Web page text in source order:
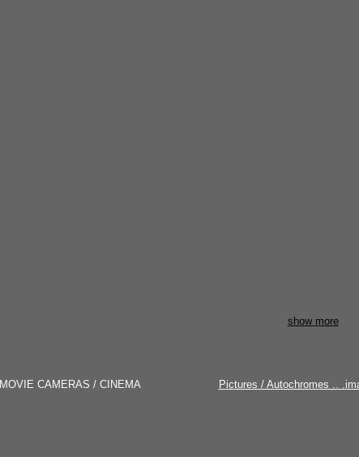
show more
MOVIE CAMERAS / CINEMA Pictures / Autochromes ..